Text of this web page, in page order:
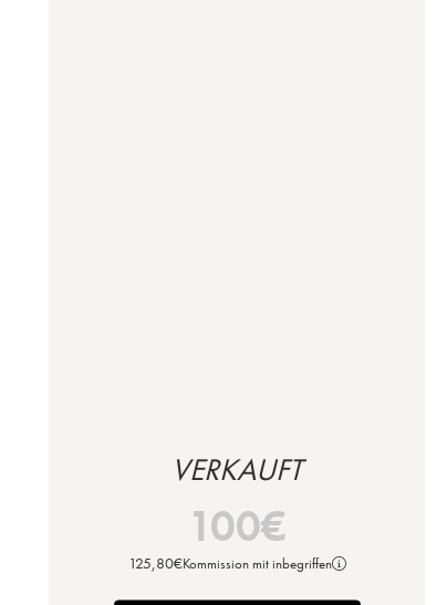
VERKAUFT
100€
125,80€Kommission mit inbegriffen